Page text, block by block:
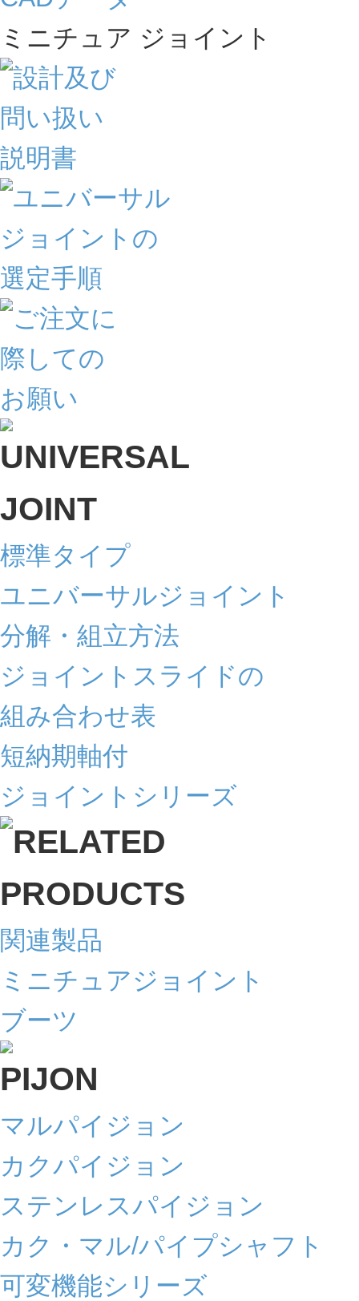
ミニチュア ジョイント
標準タイプ
ユニバーサルジョイント
分解・組立方法
ジョイントスライドの
組み合わせ表
短納期軸付
ジョイントシリーズ
関連製品
ミニチュアジョイント
ブーツ
マルパイジョン
カクパイジョン
ステンレスパイジョン
カク・マル/パイプシャフト
可変機能シリーズ